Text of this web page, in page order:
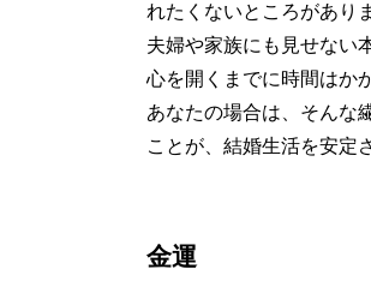
れたくないところがあり
夫婦や家族にも見せない
心を開くまでに時間はか
あなたの場合は、そんな
ことが、結婚生活を安定
金運